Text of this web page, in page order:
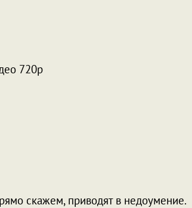
720p
скажем, приводят в недоумение.